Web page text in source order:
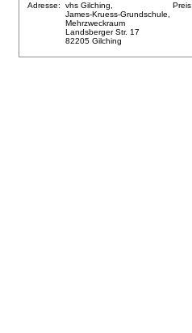
Adresse:
vhs Gilching,
James-Kruess-Grundschule,
Mehrzweckraum
Landsberger Str. 17
82205 Gilching